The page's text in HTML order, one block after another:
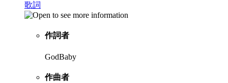
歌詞
作詞者
GodBaby
作曲者